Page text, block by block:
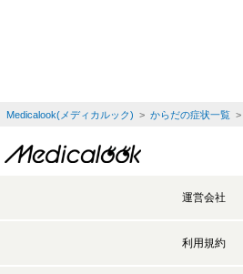
Medicalook(メディカルック) > からだの症状一覧>
運営会社
利用規約